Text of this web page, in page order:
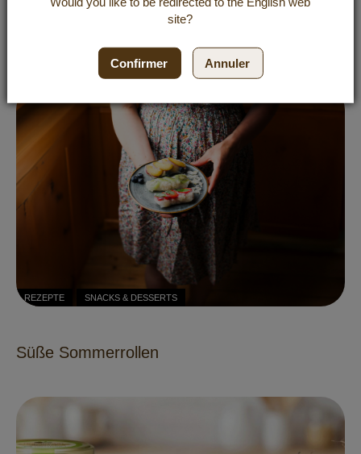
REZEPTE SNACKS & DESSERTS
Süße Sommerrollen
site?
Confirmer Annuler